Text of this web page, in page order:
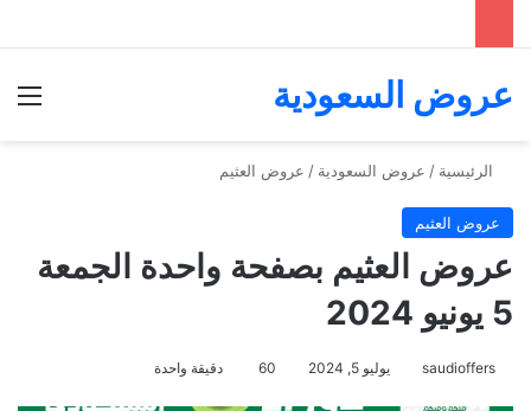
عروض السعودية
الرئيسية / عروض السعودية / عروض العثيم
عروض العثيم
عروض العثيم بصفحة واحدة الجمعة
5 يونيو 2024
saudioffers يوليو 5, 2024 60 دقيقة واحدة